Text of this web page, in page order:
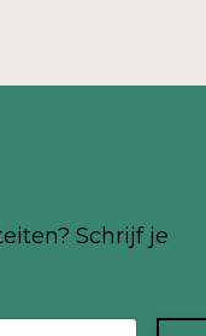
Schrijf je